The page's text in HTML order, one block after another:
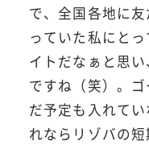
で、全国各地に
っていた私にと
イトだなぁと思
ですね（笑）。
だ予定も入れて
れならリゾバの